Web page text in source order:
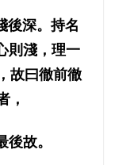
後深。持名
則淺，理一
，故曰徹前徹
，
故。